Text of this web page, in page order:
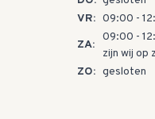
VR: 09:00 -
ZA:
09:00 -
zijn wij op
ZO: gesloten